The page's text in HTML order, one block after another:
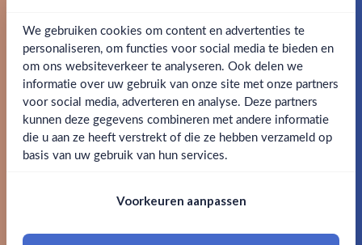
Ben jij 18 jaar of ouder?
Ja Nee
18 jaar of ouder zijn
Walker Blender's Batch Bourbon Cask nodigt je uit de
rebelse kant van whisky te omarmen en gewaagd te
genieten.
SPECIFICATIES
Alcohol 40.00%
We gebruiken cookies om content en advertenties te
personaliseren, om functies voor social media te bieden en
om ons websiteverkeer te analyseren. Ook delen we
informatie over uw gebruik van onze site met onze partners
voor social media, adverteren en analyse. Deze partners
kunnen deze gegevens combineren met andere informatie
die u aan ze heeft verstrekt of die ze hebben verzameld op
basis van uw gebruik van hun services.
Voorkeuren aanpassen
Schrijf je in en ontvang direct 5% korting op je eerste
bestelling.
Email
Claim mijn korting